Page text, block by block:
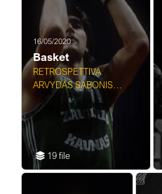
16/05/2020
Basket
RETROSPETTIVA
ARVYDAS SABONIS
BASKET
19 file